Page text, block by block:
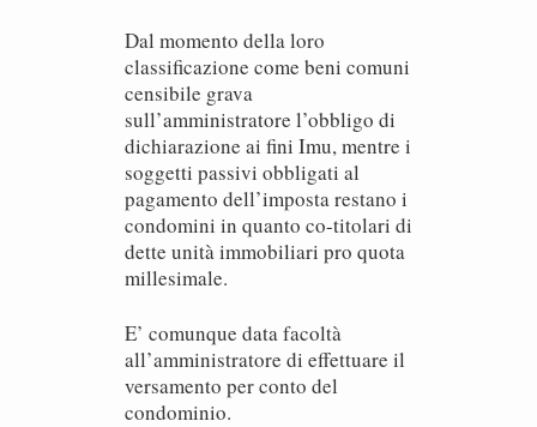
Dal momento della loro
classificazione come beni comuni
censibile grava
sull’amministratore l’obbligo di
dichiarazione ai fini Imu, mentre i
soggetti passivi obbligati al
pagamento dell’imposta restano i
condomini in quanto co-titolari di
dette unità immobiliari pro quota
millesimale.
E’ comunque data facoltà
all’amministratore di effettuare il
versamento per conto del
condominio.